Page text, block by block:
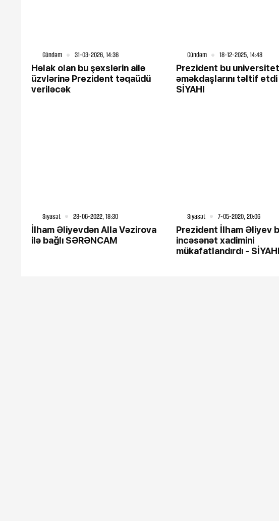
Gündəm 31-03-2026, 14:36
Həlak olan bu şəxslərin ailə
üzvlərinə Prezident təqaüdü
veriləcək
Gündəm 18-12-2025, 14:48
Prezident bu
əməkdaşlarını təltif
SİYAHI
Siyasət 28-06-2022, 18:30
İlham Əliyevdən Alla Vəzirova
ilə bağlı SƏRƏNCAM
Siyasət 7-05-2020, 20:06
Prezident İlham Əliyev
incəsənət xadimini
mükafatlandırdı - SİYAHI